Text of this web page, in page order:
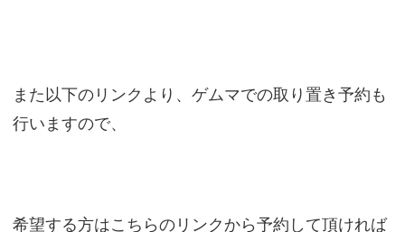
また以下のリンクより、ゲムマでの取り置き予約も
行いますので、
希望する方はこちらのリンクから予約して頂ければ